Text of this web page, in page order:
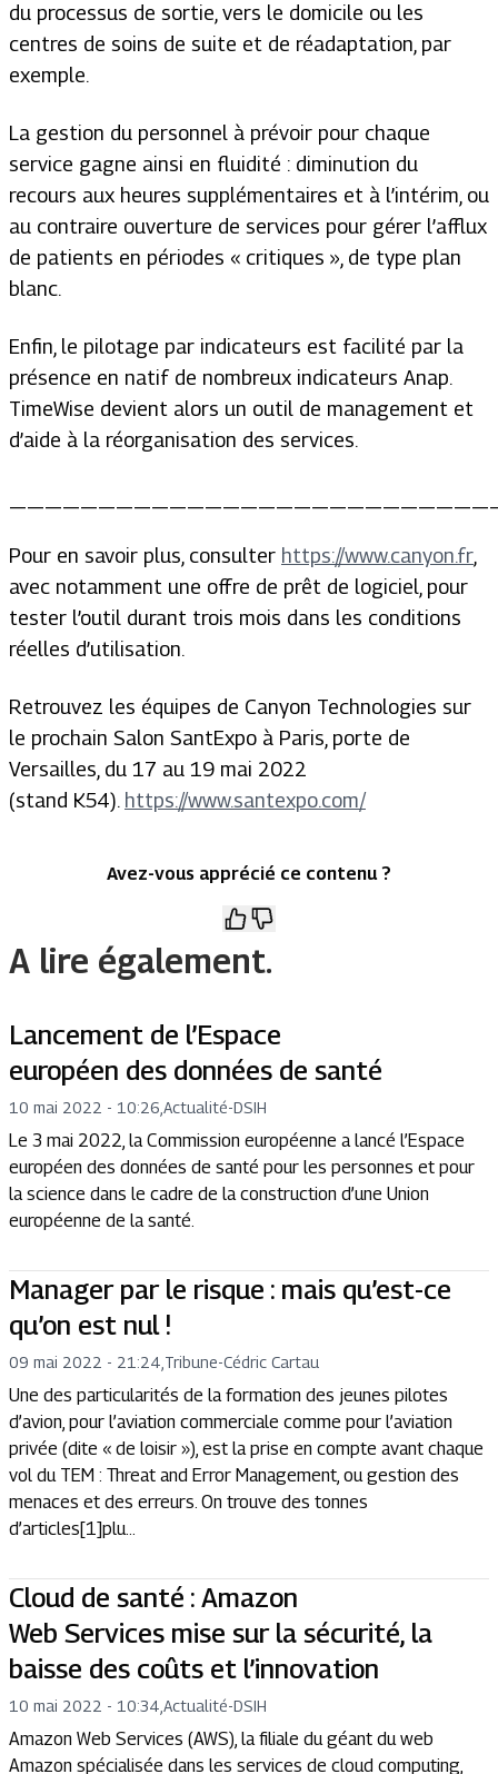
du processus de sortie, vers le domicile ou les
centres de soins de suite et de réadaptation, par
exemple.
La gestion du personnel à prévoir pour chaque
service gagne ainsi en fluidité : diminution du
recours aux heures supplémentaires et à l’intérim, ou
au contraire ouverture de services pour gérer l’afflux
de patients en périodes « critiques », de type plan
blanc.
Enfin, le pilotage par indicateurs est facilité par la
présence en natif de nombreux indicateurs Anap.
TimeWise devient alors un outil de management et
d’aide à la réorganisation des services.
Pour en savoir plus, consulter https://www.canyon.fr
avec notamment une offre de prêt de logiciel, pour
tester l’outil durant trois mois dans les conditions
réelles d’utilisation.
Retrouvez les équipes de Canyon Technologies sur
le prochain Salon SantExpo à Paris, porte de
Versailles, du 17 au 19 mai 2022
(stand K54). https://www.santexpo.com/
Avez-vous apprécié ce contenu ?
A lire également.
Lancement de l’Espace
européen des données de santé
10 mai 2022 - 10:26 Actualité-DSIH
Le 3 mai 2022, la Commission européenne a lancé l’Espace
européen des données de santé pour les personnes et pour
la science dans le cadre de la construction d’une Union
européenne de la santé.
Manager par le risque : mais qu’est-ce
qu’on est nul !
09 mai 2022 - 21:24 Tribune-Cédric Cartau
Une des particularités de la formation des jeunes pilotes
d’avion, pour l’aviation commerciale comme pour l’aviation
privée (dite « de loisir »), est la prise en compte avant chaque
vol du TEM : Threat and Error Management, ou gestion des
menaces et des erreurs. On trouve des tonnes
d’articles[1]plu...
Cloud de santé : Amazon
Web Services mise sur la sécurité, la
baisse des coûts et l’innovation
10 mai 2022 - 10:34 Actualité-DSIH
Amazon Web Services (AWS), la filiale du géant du web
Amazon spécialisée dans les services de cloud computing,